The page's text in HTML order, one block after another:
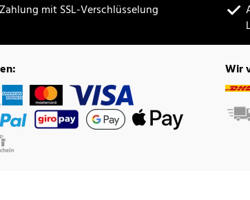
mit SSL-Verschlüsselung
Wir